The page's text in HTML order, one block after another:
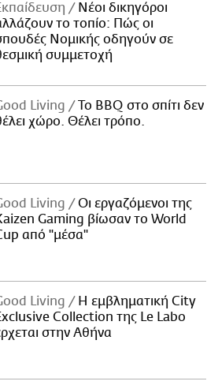
Νέοι δικηγόροι
το τοπίο: Πώς οι
Νομικής οδηγούν σε
συμμετοχή
Living
Το BBQ στο σπίτι δεν
χώρο. Θέλει τρόπο.
Living
Οι εργαζόμενοι της
Gaming βίωσαν το World
από "μέσα"
Living
Η εμβληματική City
Collection της Le Labo
στην Αθήνα